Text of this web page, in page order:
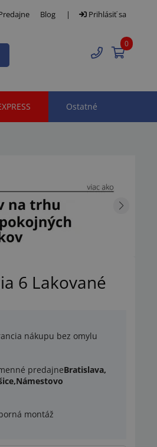
Blog | Prihlásiť sa
0
Ostatné
6 Lakované
nákupu bez omylu
predajneBratislava,
Námestovo
montáž